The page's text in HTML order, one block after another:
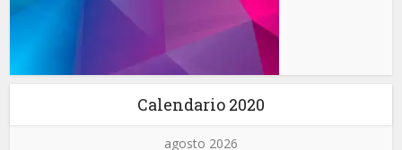
Calendario 2020
agosto 2026